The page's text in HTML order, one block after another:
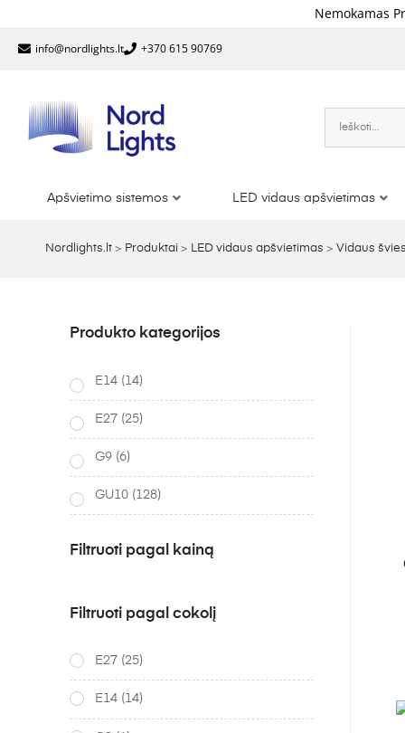
Nemokamas Pristatymas
info@nordlights.lt +370 615 90769
Apšvietimo sistemos LED vidaus apšvietimas
Nordlights.lt > Produktai > LED vidaus apšvietimas > Vidaus
Produkto kategorijos
E14 (14)
E27 (25)
G9 (6)
GU10 (128)
Filtruoti pagal kainą
Filtruoti pagal cokolį
E27 (25)
E14 (14)